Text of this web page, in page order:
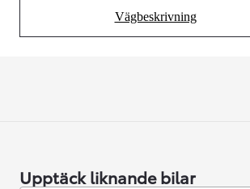
Vägbeskrivning
(Opens in new tab)
Upptäck liknande bilar